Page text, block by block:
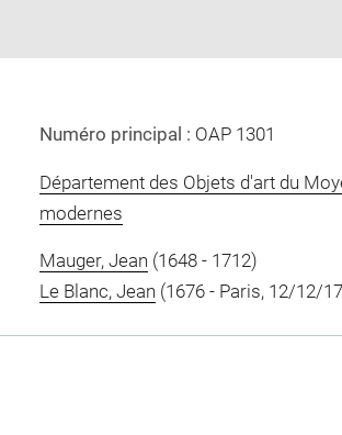
Numéro principal : OAP 1301
Département des Objets d'art du
modernes
Mauger, Jean (1648 - 1712)
Le Blanc, Jean (1676 - Paris, 12/12/